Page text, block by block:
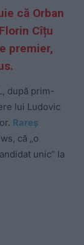
că Orban
Cîțu
premier,
după prim-
lui Ludovic
Rareș
că „o
unic” la